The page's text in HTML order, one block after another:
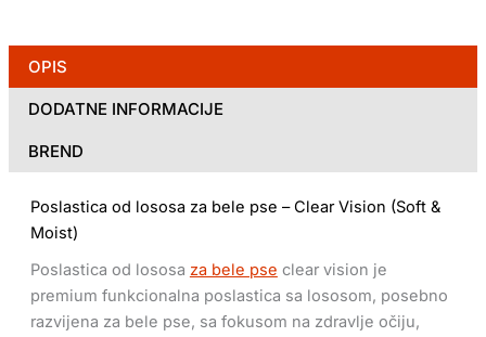
OPIS
DODATNE INFORMACIJE
BREND
Poslastica od lososa za bele pse – Clear Vision (Soft &
Moist)
Poslastica od lososa za bele pse clear vision je
premium funkcionalna poslastica sa lososom, posebno
razvijena za bele pse, sa fokusom na zdravlje očiju,